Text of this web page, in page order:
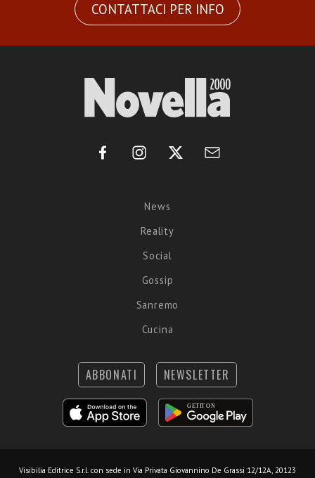
CONTATTACI PER INFO
News
Reality
Social
Gossip
Sanremo
Cucina
ABBONATI NEWSLETTER
Visibilia Editrice S.r.l. con sede in Via Privata Giovannino De Grassi 12/12A, 20123